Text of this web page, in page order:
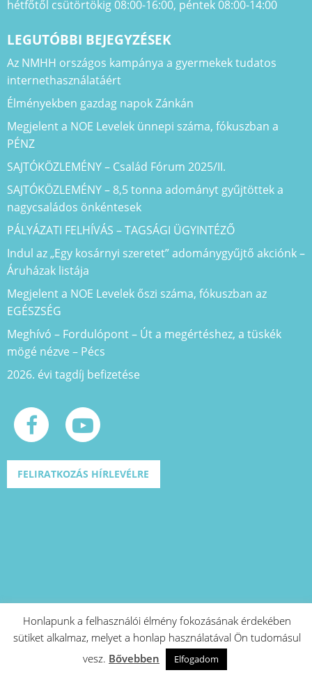
hétfőtől csütörtökig 08:00-16:00, péntek 08:00-14:00
LEGUTÓBBI BEJEGYZÉSEK
Az NMHH országos kampánya a gyermekek tudatos
internethasználatáért
Élményekben gazdag napok Zánkán
Megjelent a NOE Levelek ünnepi száma, fókuszban a
PÉNZ
SAJTÓKÖZLEMÉNY – Család Fórum 2025/II.
SAJTÓKÖZLEMÉNY – 8,5 tonna adományt gyűjtöttek a
nagycsaládos önkéntesek
PÁLYÁZATI FELHÍVÁS – TAGSÁGI ÜGYINTÉZŐ
Indul az „Egy kosárnyi szeretet” adománygyűjtő akciónk –
Áruházak listája
Megjelent a NOE Levelek őszi száma, fókuszban az
EGÉSZSÉG
Meghívó – Fordulópont – Út a megértéshez, a tüskék
mögé nézve – Pécs
2026. évi tagdíj befizetése
FELIRATKOZÁS HÍRLEVÉLRE
A projekt azonosító száma: EFOP-1.2.1-
15-2016-00573
Honlapunk a felhasználói élmény fokozásának érdekében
sütiket alkalmaz, melyet a honlap használatával Ön tudomásul
vesz. Bővebben Elfogadom